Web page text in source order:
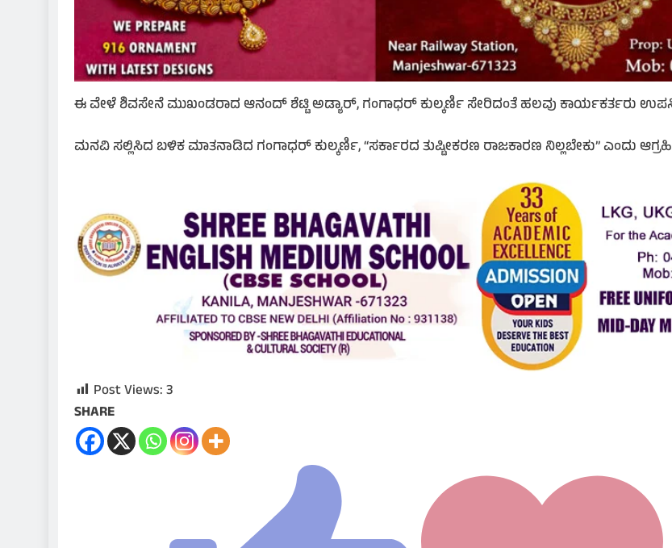
ಈ ವೇಳೆ ಶಿವಸೇನೆ ಮುಖಂಡರಾದ ಆನಂದ್ ಶೆಟ್ಟಿ ಅಡ್ಯಾರ್, ಗಂಗಾಧರ್ ಕುಲ್ಕರ್ಣಿ ಸೇರಿದಂತೆ ಹಲವು ಕಾರ್ಯಕರ್ತರು
ಮನವಿ ಸಲ್ಲಿಸಿದ ಬಳಿಕ ಮಾತನಾಡಿದ ಗಂಗಾಧರ್ ಕುಲ್ಕರ್ಣಿ, “ಸರ್ಕಾರದ ತುಷ್ಟೀಕರಣ ರಾಜಕಾರಣ ನಿಲ್ಲಬೇಕು” ಎಂದು
Post Views:3
SHARE